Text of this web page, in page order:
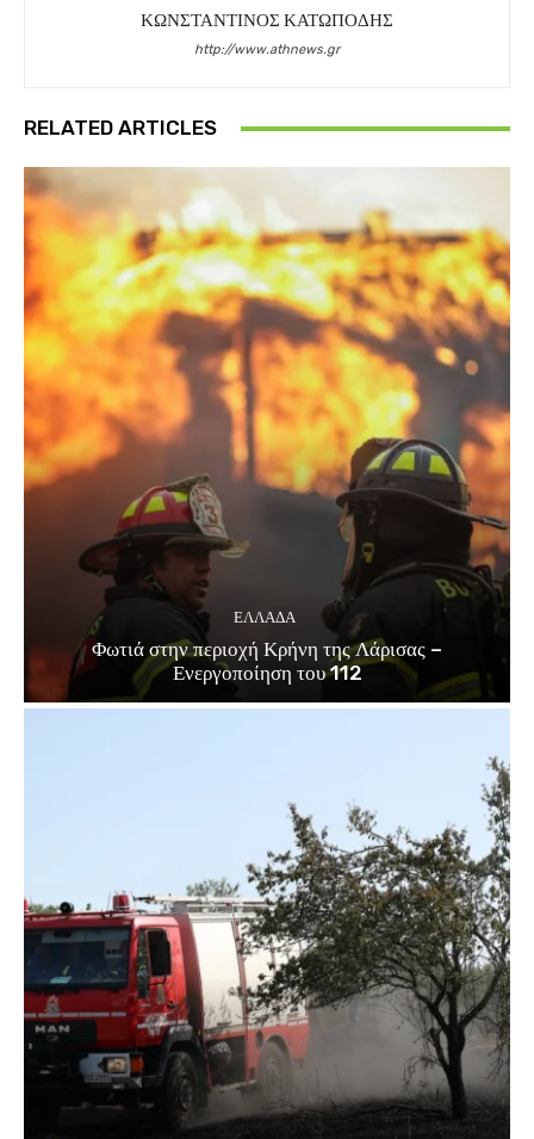
ΚΩΝΣΤΑΝΤΙΝΟΣ ΚΑΤΩΠΟΔΗΣ
http://www.athnews.gr
RELATED ARTICLES
ΕΛΛΑΔΑ
Φωτιά στην περιοχή Κρήνη της Λάρισας –
Ενεργοποίηση του 112